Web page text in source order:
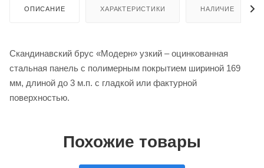
ОПИСАНИЕ ХАРАКТЕРИСТИКИ НАЛИЧИЕ
Скандинавский брус «Модерн» узкий – оцинкованная
стальная панель с полимерным покрытием шириной 169
мм, длиной до 3 м.п. с гладкой или фактурной
поверхностью.
Похожие товары